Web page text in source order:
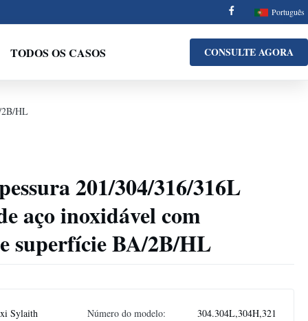
Português
TODOS OS CASOS CONSULTE AGORA
2B/HL
201/304/316/316L
aço inoxidável com
superfície BA/2B/HL
Sylaith
Número do modelo:
304.304L,304H,321